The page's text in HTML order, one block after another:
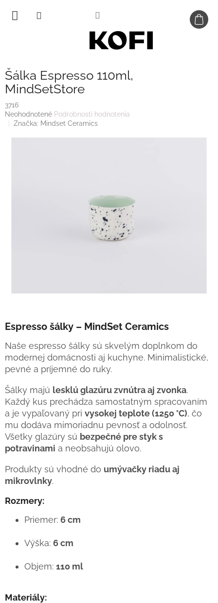
obsah
Šálka Espresso 110ml,
MindSetStore
3716
Priemerné
hodnotenie
Neohodnotené Podrobnosti hodnotenia
Značka: Mindset Ceramics
Espresso šálky – MindSet Ceramics
Naše espresso šálky sú skvelým doplnkom do
modernej domácnosti aj kuchyne. Minimalistické,
pevné a príjemné do ruky.
Šálky majú lesklú glazúru zvnútra aj zvonka.
Každý kus prechádza samostatným spracovaním
a je vypaľovaný pri vysokej teplote (1250 °C), čo
mu dodáva mimoriadnu pevnosť a odolnosť.
Všetky glazúry sú bezpečné pre styk s
potravinami a neobsahujú olovo.
Produkty sú vhodné do umývačky riadu aj
mikrovlnky.
Rozmery:
Priemer: 6 cm
Výška: 6 cm
Objem: 110 ml
Materiály: